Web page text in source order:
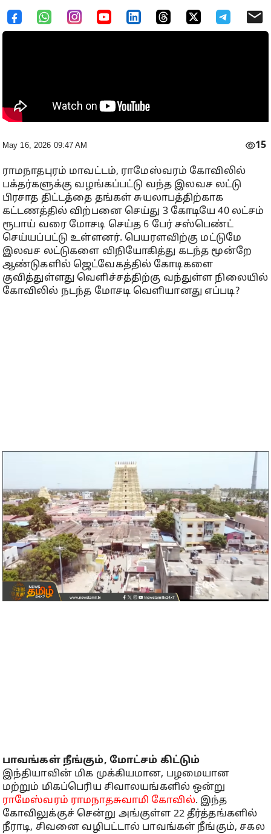
May 16, 2026 09:47 AM 15
ராமநாதபுரம் மாவட்டம், ராமேஸ்வரம் கோவிலில்
பக்தர்களுக்கு வழங்கப்பட்டு வந்த இலவச லட்டு
பிரசாத திட்டத்தை தங்கள் சுயலாபத்திற்காக
கட்டணத்தில் விற்பனை செய்து 3 கோடியே 40 லட்சம்
ரூபாய் வரை மோசடி செய்த 6 பேர் சஸ்பெண்ட்
செய்யப்பட்டு உள்ளனர். பெயரளவிற்கு மட்டுமே
இலவச லட்டுகளை விநியோகித்து கடந்த மூன்றே
ஆண்டுகளில் ஜெட்வேகத்தில் கோடிகளை
குவித்துள்ளது வெளிச்சத்திற்கு வந்துள்ள நிலையில்
கோவிலில் நடந்த மோசடி வெளியானது எப்படி?
பாவங்கள் நீங்கும், மோட்சம் கிட்டும்
இந்தியாவின் மிக முக்கியமான, பழமையான
மற்றும் மிகப்பெரிய சிவாலயங்களில் ஒன்று
ராமேஸ்வரம் ராமநாதசுவாமி கோவில். இந்த
கோவிலுக்குச் சென்று அங்குள்ள 22 தீர்த்தங்களில்
நீராடி, சிவனை வழிபட்டால் பாவங்கள் நீங்கும், சகல